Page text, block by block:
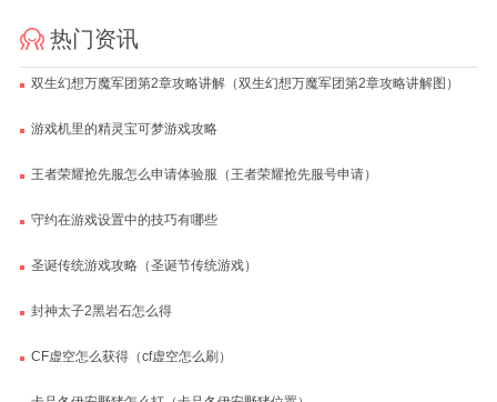
热门资讯
双生幻想万魔军团第2章攻略讲解（双生幻想万魔军团第2章攻略讲解图）
游戏机里的精灵宝可梦游戏攻略
王者荣耀抢先服怎么申请体验服（王者荣耀抢先服号申请）
守约在游戏设置中的技巧有哪些
圣诞传统游戏攻略（圣诞节传统游戏）
封神太子2黑岩石怎么得
CF虚空怎么获得（cf虚空怎么刷）